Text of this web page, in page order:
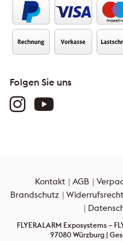
Folgen Sie uns
Kontakt AGB
Brandschutz
Widerrufsrecht
FLYERALARM Exposystems –
97080 Würzburg |